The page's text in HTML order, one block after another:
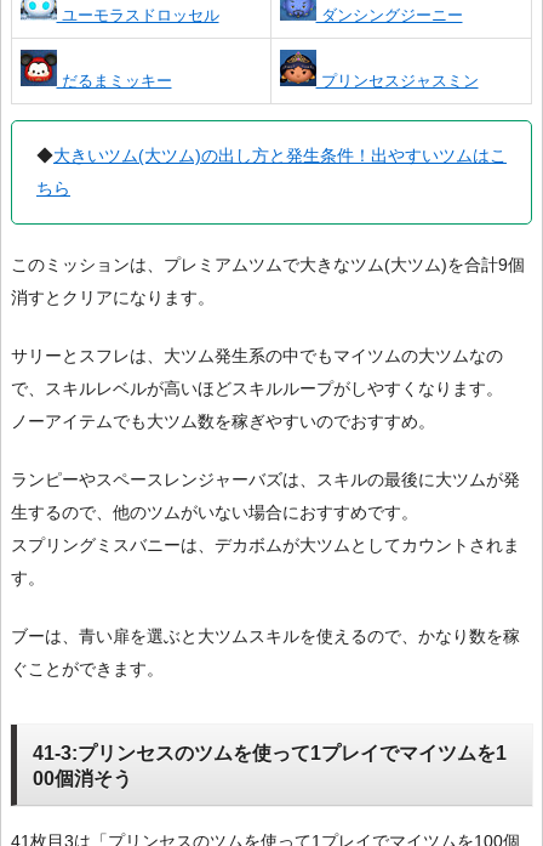
ユーモラスドロッセル ダンシングジーニー
だるまミッキー プリンセスジャスミン
◆大きいツム(大ツム)の出し方と発生条件！出やすいツムはこ
ちら
このミッションは、プレミアムツムで大きなツム(大ツム)を合計9個
消すとクリアになります。
サリーとスフレは、大ツム発生系の中でもマイツムの大ツムなの
で、スキルレベルが高いほどスキルループがしやすくなります。
ノーアイテムでも大ツム数を稼ぎやすいのでおすすめ。
ランピーやスペースレンジャーバズは、スキルの最後に大ツムが発
生するので、他のツムがいない場合におすすめです。
スプリングミスバニーは、デカボムが大ツムとしてカウントされま
す。
ブーは、青い扉を選ぶと大ツムスキルを使えるので、かなり数を稼
ぐことができます。
41-3:プリンセスのツムを使って1プレイでマイツムを1
00個消そう
41枚目3は「プリンセスのツムを使って1プレイでマイツムを100個